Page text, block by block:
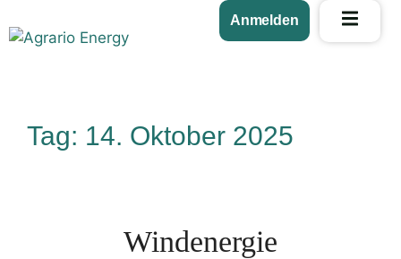
Anmelden
Tag: 14. Oktober 2025
Windenergie